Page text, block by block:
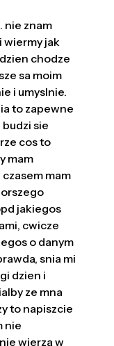
nie znam
wiermy jak
chodze
sa moim
i umyslnie.
to zapewne
budzi sie
cos to
mam
mam
jakiegos
cwicze
o danym
snia mi
dzien i
ze mna
to napiszcie
nie
wierza w